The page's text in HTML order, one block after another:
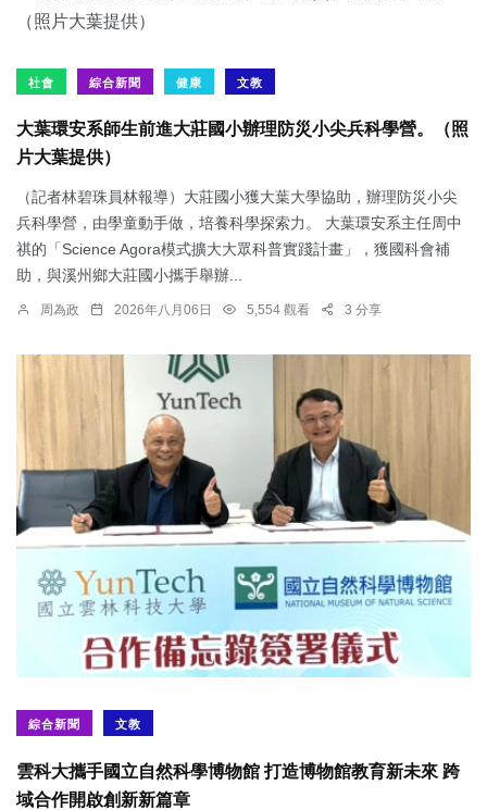
社會 綜合新聞 健康 文教
大葉環安系師生前進大莊國小辦理防災小尖兵科學營。（照
片大葉提供）
（記者林碧珠員林報導）大莊國小獲大葉大學協助，辦理防災小尖
兵科學營，由學童動手做，培養科學探索力。 大葉環安系主任周中
祺的「Science Agora模式擴大大眾科普實踐計畫」，獲國科會補
助，與溪州鄉大莊國小攜手舉辦...
周為政 2026年八月06日 5,554 觀看 3 分享
綜合新聞 文教
雲科大攜手國立自然科學博物館 打造博物館教育新未來 跨
域合作開啟創新新篇章